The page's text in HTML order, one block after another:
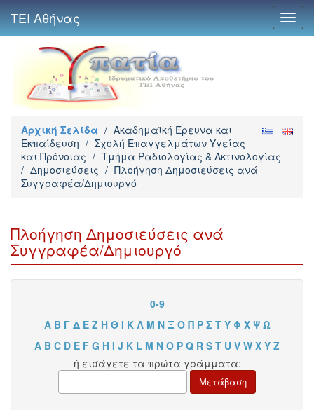
ΤΕΙ Αθήνας
Αρχική Σελίδα / Ακαδημαϊκή Έρευνα και
Εκπαίδευση / Σχολή Επαγγελμάτων Υγείας
και Πρόνοιας / Τμήμα Ραδιολογίας & Ακτινολογίας
/ Δημοσιεύσεις / Πλοήγηση Δημοσιεύσεις ανά
Συγγραφέα/Δημιουργό
Πλοήγηση Δημοσιεύσεις ανά
Συγγραφέα/Δημιουργό
0-9
Α Β Γ Δ Ε Ζ Η Θ Ι Κ Λ Μ Ν Ξ Ο Π Ρ Σ Τ Υ Φ Χ Ψ Ω
A B C D E F G H I J K L M N O P Q R S T U V W X Y Z
ή εισάγετε τα πρώτα γράμματα: